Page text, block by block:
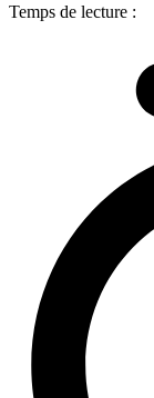
Temps de lecture :